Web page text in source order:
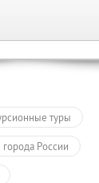
туры
города России